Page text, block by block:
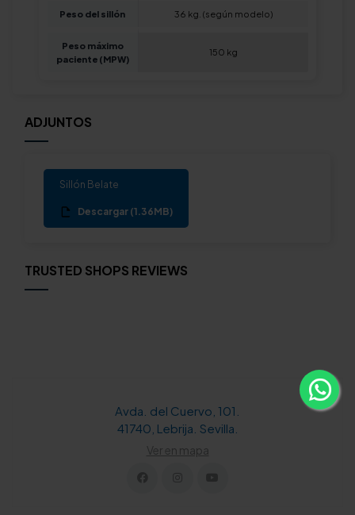
Peso del sillón 36 kg. (según modelo)
Peso máximo
paciente (MPW)
150 kg
ADJUNTOS
Sillón Belate
Descargar (1.36MB)
TRUSTED SHOPS REVIEWS
Avda. del Cuervo, 101.
41740, Lebrija. Sevilla.
Ver en mapa